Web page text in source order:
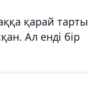
қарай
Ал енді бір